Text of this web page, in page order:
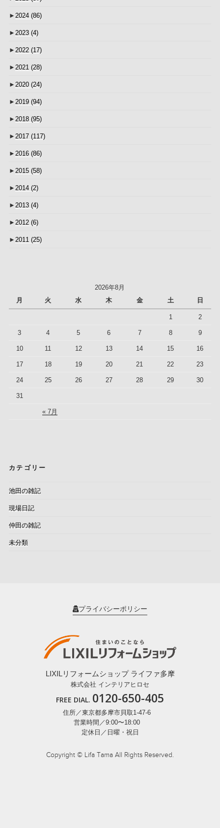
► 2024 (86)
► 2023 (4)
► 2022 (17)
► 2021 (28)
► 2020 (24)
► 2019 (94)
► 2018 (95)
► 2017 (117)
► 2016 (86)
► 2015 (58)
► 2014 (2)
► 2013 (4)
► 2012 (6)
► 2011 (25)
2026年8月
月
火 水 木 金 土 日
« 7月
1 2
3 4 5 6 7 8 9
10 11 12 13 14 15 16
17 18 19 20 21 22 23
24 25 26 27 28 29 30
31
カテゴリー
池田の雑記
現場日記
仲田の雑記
未分類
プライバシーポリシー
LIXILリフォームショップ ライファ多摩
株式会社 インテリアヒロセ
FREE DIAL. 0120-650-405
住所／東京都多摩市貝取1-47-6
営業時間／9:00〜18:00
定休日／日曜・祝日
Copyright © Lifa Tama All Rights Reserved.